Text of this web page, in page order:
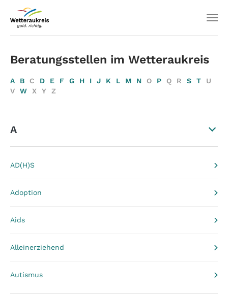
Beratungsstellen im Wetteraukreis
A B C D E F G H I J K L M N O P Q R S T
U
V
W X Y Z
A
AD(H)S
Adoption
Aids
Alleinerziehend
Autismus